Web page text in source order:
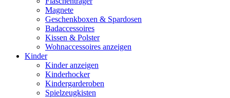
Magnete
Geschenkboxen & Spardosen
Badaccessoires
Kissen & Polster
Wohnaccessoires anzeigen
Kinder
Kinder anzeigen
Kinderhocker
Kindergarderoben
Spielzeugkisten